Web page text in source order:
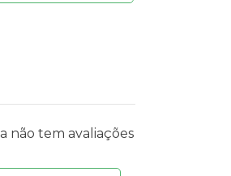
não tem avaliações